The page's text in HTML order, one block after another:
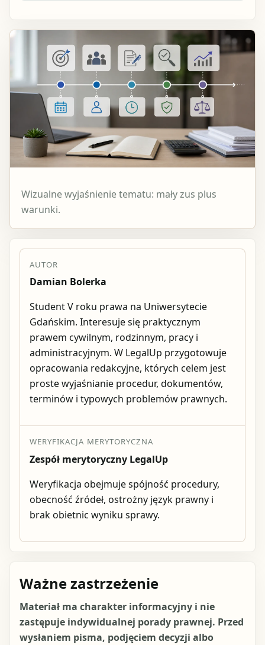
Wizualne wyjaśnienie tematu: mały zus plus
warunki.
AUTOR
Damian Bolerka
Student V roku prawa na Uniwersytecie
Gdańskim. Interesuje się praktycznym
prawem cywilnym, rodzinnym, pracy i
administracyjnym. W LegalUp przygotowuje
opracowania redakcyjne, których celem jest
proste wyjaśnianie procedur, dokumentów,
terminów i typowych problemów prawnych.
WERYFIKACJA MERYTORYCZNA
Zespół merytoryczny LegalUp
Weryfikacja obejmuje spójność procedury,
obecność źródeł, ostrożny język prawny i
brak obietnic wyniku sprawy.
Ważne zastrzeżenie
Materiał ma charakter informacyjny i nie
zastępuje indywidualnej porady prawnej. Przed
wysłaniem pisma, podjęciem decyzji albo